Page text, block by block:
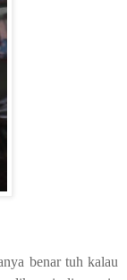
benar tuh kalau